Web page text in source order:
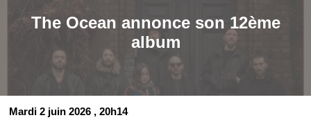
The Ocean annonce son 12ème
album
Mardi 2 juin 2026 , 20h14